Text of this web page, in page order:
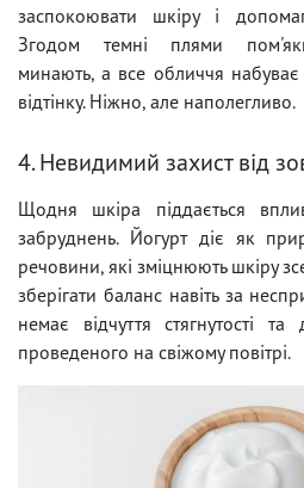
заспокоювати шкіру і
Згодом темні плями
минають, а все обличчя набуває
відтінку. Ніжно, але наполегливо.
4. Невидимий захист від
Щодня шкіра піддається
забруднень. Йогурт діє як
речовини, які зміцнюють шкіру
зберігати баланс навіть за
немає відчуття стягнутості
проведеного на свіжому повітрі.